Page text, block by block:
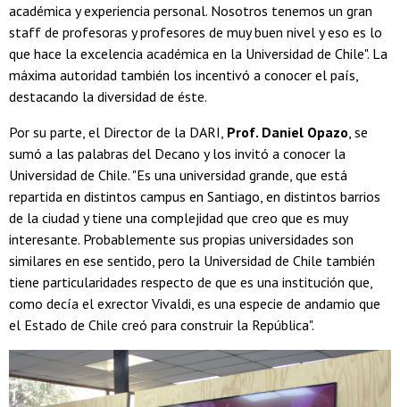
académica y experiencia personal. Nosotros tenemos un gran
staff de profesoras y profesores de muy buen nivel y eso es lo
que hace la excelencia académica en la Universidad de Chile". La
máxima autoridad también los incentivó a conocer el país,
destacando la diversidad de éste.
Por su parte, el Director de la DARI, Prof. Daniel Opazo, se
sumó a las palabras del Decano y los invitó a conocer la
Universidad de Chile. "Es una universidad grande, que está
repartida en distintos campus en Santiago, en distintos barrios
de la ciudad y tiene una complejidad que creo que es muy
interesante. Probablemente sus propias universidades son
similares en ese sentido, pero la Universidad de Chile también
tiene particularidades respecto de que es una institución que,
como decía el exrector Vivaldi, es una especie de andamio que
el Estado de Chile creó para construir la República".